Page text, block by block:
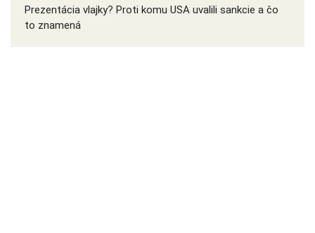
Prezentácia vlajky? Proti komu USA uvalili sankcie a čo
to znamená